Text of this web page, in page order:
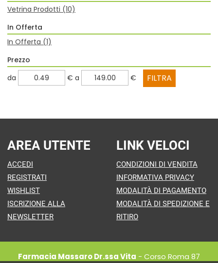
Vetrina Prodotti (10)
In Offerta
In Offerta (1)
Prezzo
filtra
da € filtra
a €
AREA UTENTE
ACCEDI
REGISTRATI
WISHLIST
ISCRIZIONE ALLA
NEWSLETTER
LINK VELOCI
CONDIZIONI DI VENDITA
INFORMATIVA PRIVACY
MODALITÀ DI PAGAMENTO
MODALITÀ DI SPEDIZIONE E
RITIRO
Farmacia Massaro Dr.ssa Vita - Corso Roma 87